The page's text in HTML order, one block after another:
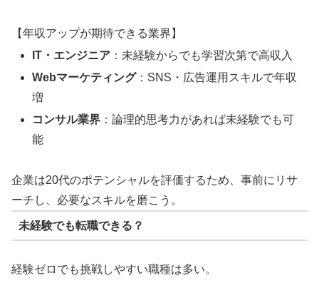
【年収アップが期待できる業界】
IT・エンジニア ：未経験からでも学習次第で高収入
Webマーケティング：SNS・広告運用スキルで年収
増
コンサル業界 ：論理的思考力があれば未経験でも可
能
企業は20代のポテンシャルを評価するため、事前にリサ
ーチし、必要なスキルを磨こう。
未経験でも転職できる？
経験ゼロでも挑戦しやすい職種は多い。